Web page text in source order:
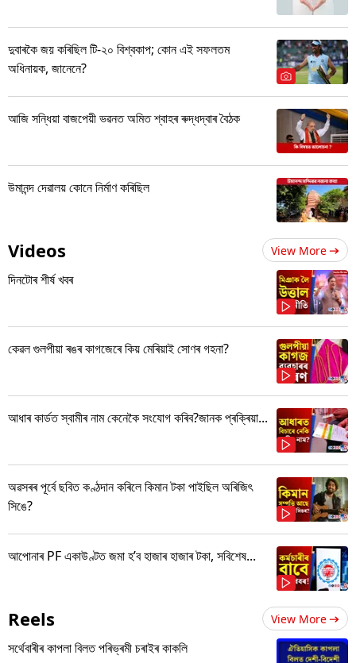
দুবাৰকৈ জয় কৰিছিল টি-২০ বিশ্বকাপ; কোন এই সফলতম
অধিনায়ক, জানেনে?
আজি সন্ধিয়া বাজপেয়ী ভৱনত অমিত শ্বাহৰ ৰুদ্ধদ্বাৰ বৈঠক
উমানন্দ দেৱালয় কোনে নিৰ্মাণ কৰিছিল
Videos View More
দিনটোৰ শীৰ্ষ খবৰ
কেৱল গুলপীয়া ৰঙৰ কাগজেৰে কিয় মেৰিয়াই সোণৰ গহনা?
আধাৰ কাৰ্ডত স্বামীৰ নাম কেনেকৈ সংযোগ কৰিব?জানক প্ৰক্ৰিয়া...
অৱসৰৰ পূৰ্বে ছবিত কণ্ঠদান কৰিলে কিমান টকা পাইছিল অৰিজিৎ
সিঙে?
আপোনাৰ PF একাউণ্টত জমা হ’ব হাজাৰ হাজাৰ টকা, সবিশেষ...
Reels View More
সৰ্থেবাৰীৰ কাপলা বিলত পৰিভ্ৰমী চৰাইৰ কাকলি